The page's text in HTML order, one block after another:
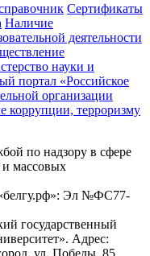
Сертификаты
Наличие
деятельности
науки и
портал «Российское
организации
коррупции, терроризму
по надзору в сфере
массовых
Эл №ФС77-
государственный
Адрес:
ул. Победы, 85.